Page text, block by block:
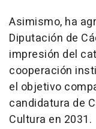
Asimismo, ha
Diputación de
impresión del
cooperación
el objetivo
candidatura de
Cultura en 2031.